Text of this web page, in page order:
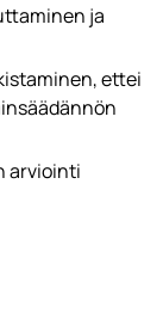
ja
ettei
arviointi